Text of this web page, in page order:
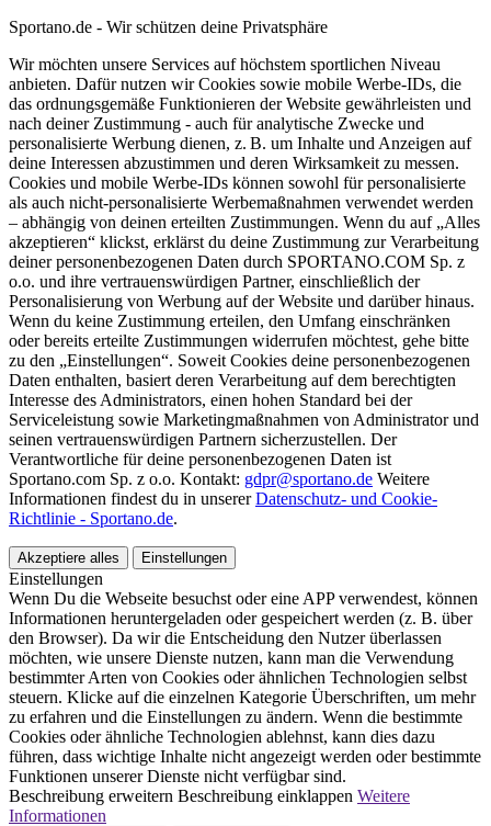
Sportano.de - Wir schützen deine Privatsphäre
Wir möchten unsere Services auf höchstem sportlichen Niveau
anbieten. Dafür nutzen wir Cookies sowie mobile Werbe-IDs, die
das ordnungsgemäße Funktionieren der Website gewährleisten und
nach deiner Zustimmung - auch für analytische Zwecke und
personalisierte Werbung dienen, z. B. um Inhalte und Anzeigen auf
deine Interessen abzustimmen und deren Wirksamkeit zu messen.
Cookies und mobile Werbe-IDs können sowohl für personalisierte
als auch nicht-personalisierte Werbemaßnahmen verwendet werden
– abhängig von deinen erteilten Zustimmungen. Wenn du auf „Alles
akzeptieren“ klickst, erklärst du deine Zustimmung zur Verarbeitung
deiner personenbezogenen Daten durch SPORTANO.COM Sp. z
o.o. und ihre vertrauenswürdigen Partner, einschließlich der
Personalisierung von Werbung auf der Website und darüber hinaus.
Wenn du keine Zustimmung erteilen, den Umfang einschränken
oder bereits erteilte Zustimmungen widerrufen möchtest, gehe bitte
zu den „Einstellungen“. Soweit Cookies deine personenbezogenen
Daten enthalten, basiert deren Verarbeitung auf dem berechtigten
Interesse des Administrators, einen hohen Standard bei der
Serviceleistung sowie Marketingmaßnahmen von Administrator und
seinen vertrauenswürdigen Partnern sicherzustellen. Der
Verantwortliche für deine personenbezogenen Daten ist
Sportano.com Sp. z o.o. Kontakt: gdpr@sportano.de Weitere
Informationen findest du in unsererDatenschutz- und Cookie-
Richtlinie - Sportano.de.
Akzeptiere alles Einstellungen
Einstellungen
Wenn Du die Webseite besuchst oder eine APP verwendest, können
Informationen heruntergeladen oder gespeichert werden (z. B. über
den Browser). Da wir die Entscheidung den Nutzer überlassen
möchten, wie unsere Dienste nutzen, kann man die Verwendung
bestimmter Arten von Cookies oder ähnlichen Technologien selbst
steuern. Klicke auf die einzelnen Kategorie Überschriften, um mehr
zu erfahren und die Einstellungen zu ändern. Wenn die bestimmte
Cookies oder ähnliche Technologien ablehnst, kann dies dazu
führen, dass wichtige Inhalte nicht angezeigt werden oder bestimmte
Funktionen unserer Dienste nicht verfügbar sind.
Beschreibung erweitern Beschreibung einklappen Weitere
Informationen